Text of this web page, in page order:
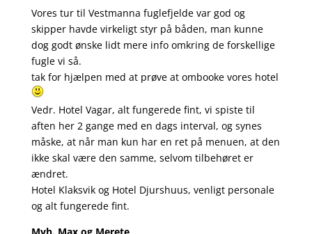
Vores tur til Vestmanna fuglefjelde var god og
skipper havde virkeligt styr på båden, man kunne
dog godt ønske lidt mere info omkring de forskellige
fugle vi så.
tak for hjælpen med at prøve at ombooke vores hotel
Vedr. Hotel Vagar, alt fungerede fint, vi spiste til
aften her 2 gange med en dags interval, og synes
måske, at når man kun har en ret på menuen, at den
ikke skal være den samme, selvom tilbehøret er
ændret.
Hotel Klaksvik og Hotel Djurshuus, venligt personale
og alt fungerede fint.